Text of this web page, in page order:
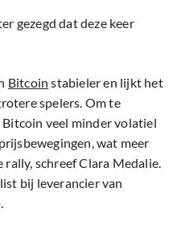
gezegd dat deze keer
Bitcoin stabieler en lijkt het
spelers. Om te
veel minder volatiel
wat meer
schreef Clara Medalie.
bij leverancier van